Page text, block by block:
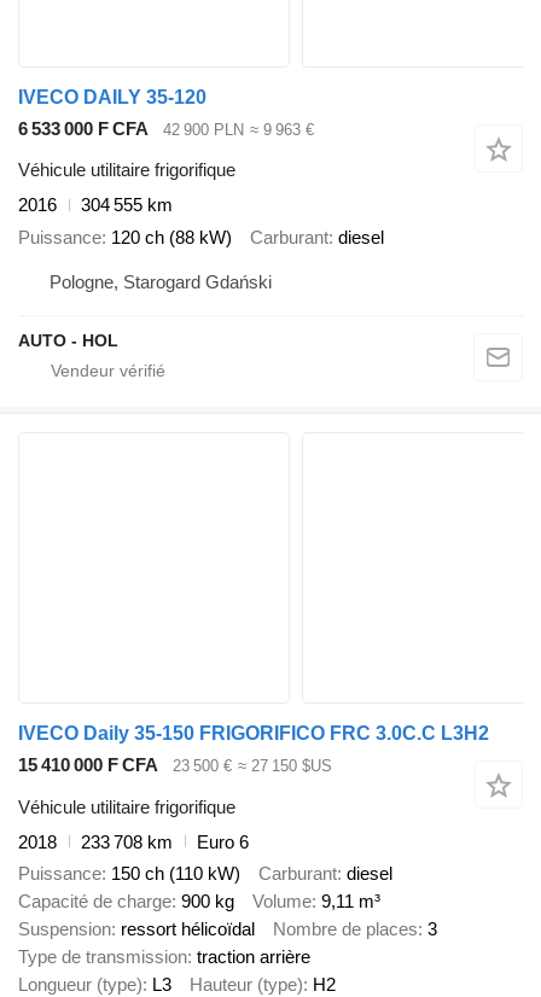
IVECO DAILY 35-120
6 533 000 F CFA
42 900 PLN ≈ 9 963 €
Véhicule utilitaire frigorifique
2016
304 555 km
Puissance 120 ch (88 kW) Carburant diesel
Pologne, Starogard Gdański
AUTO - HOL
IVECO Daily 35-150 FRIGORIFICO FRC 3.0C.C L3H2
15 410 000 F CFA
23 500 € ≈ 27 150 $US
Véhicule utilitaire frigorifique
2018
233 708 km
Euro 6
Puissance 150 ch (110 kW) Carburant diesel
Capacité de charge 900 kg Volume 9,11 m³
Suspension ressort hélicoïdal Nombre de places 3
Type de transmission traction arrière
Longueur (type) L3 Hauteur (type) H2